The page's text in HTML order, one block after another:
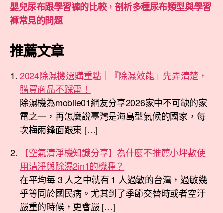
嬰兒尿布跟學習褲的比較，剖析多種尿布類型與學習
褲常見的問題
推薦文章
2024除濕機選購重點｜『除濕效能』先弄清楚，
購買商品不踩雷！
除濕機為mobile01網友分享2026家中不可缺的家
電之一，再怎麼說臺灣是海島型氣候的國家，每
次梅雨鋒面跟東 […]
【空氣清淨機知識分享】為什麼不推薦小坪數使
用清淨與除濕2in1的機種？
在平均每 3 人之中就有 1 人過敏的台灣，過敏幾
乎等同於國民病。尤其到了季節交替時或者空汙
嚴重的時候，更會嚴 […]